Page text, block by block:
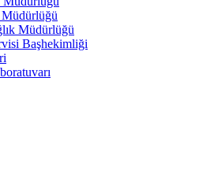
Müdürlüğü
Müdürlüğü
Başhekimliği